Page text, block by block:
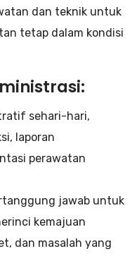
dan teknik untuk
tetap dalam kondisi
sehari-hari,
laporan
perawatan
jawab untuk
kemajuan
dan masalah yang